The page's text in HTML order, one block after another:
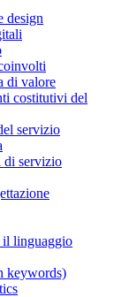
design
di valore
costitutivi del
servizio
di servizio
il linguaggio
keywords)